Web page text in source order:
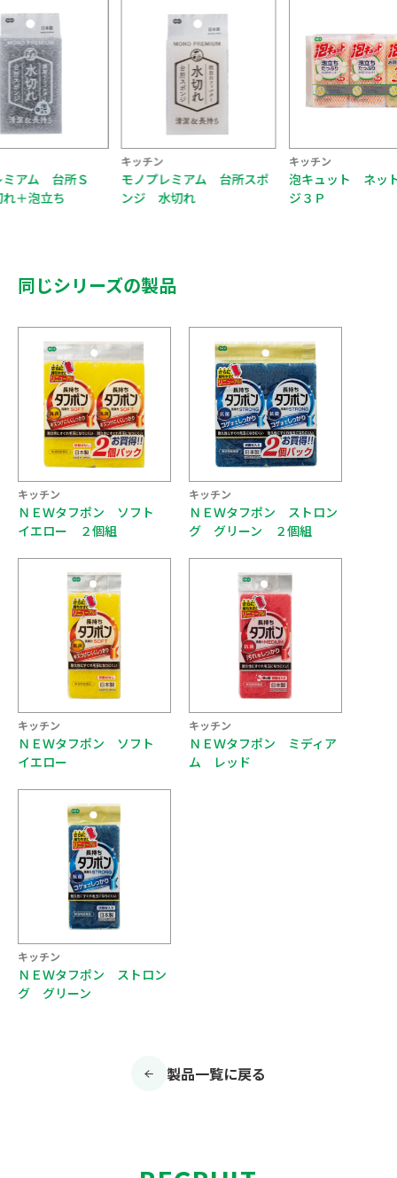
レミアム 台所スポ
切れ
キッチン
泡キュット ネットスポン
ジ３Ｐ
キッチン
泡キュット ネ
ジ２個組
同じシリーズの製品
キッチン
ＮＥＷタフポン ソフト
イエロー ２個組
キッチン
ＮＥＷタフポン ストロン
グ グリーン ２個組
キッチン
ＮＥＷタフポン ソフト
イエロー
キッチン
ＮＥＷタフポン ミディア
ム レッド
キッチン
ＮＥＷタフポン ストロン
グ グリーン
製品一覧に戻る